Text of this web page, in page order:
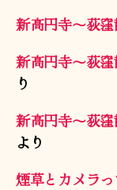
新高円寺〜荻窪
新高円寺〜荻窪
り
新高円寺〜荻窪
より
煙草とカメラ